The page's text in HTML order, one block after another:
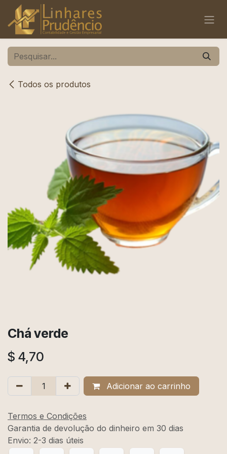
Pular para o conteúdo
Todos os produtos
Chá verde
$ 4,70
Adicionar ao carrinho
Termos e Condições
Garantia de devolução do dinheiro em 30 dias
Envio: 2-3 dias úteis